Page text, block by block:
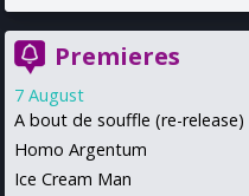
Premieres
7 August
A bout de souffle (re-release)
Homo Argentum
Ice Cream Man